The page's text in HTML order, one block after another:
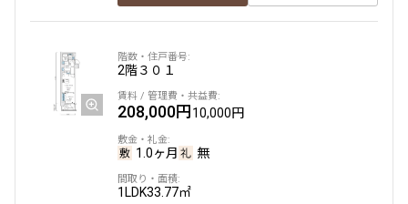
お問合せ
320,000円
2階３０１
208,000円10,000円
1.0ヶ月 無
1LDK33.77㎡